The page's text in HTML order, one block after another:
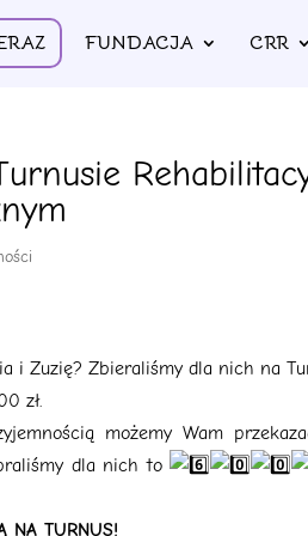
FUNDACJA CRR
i Zuzię? Zbieraliśmy dla nich na
zł.
możemy Wam
dla nich to
NA TURNUS!